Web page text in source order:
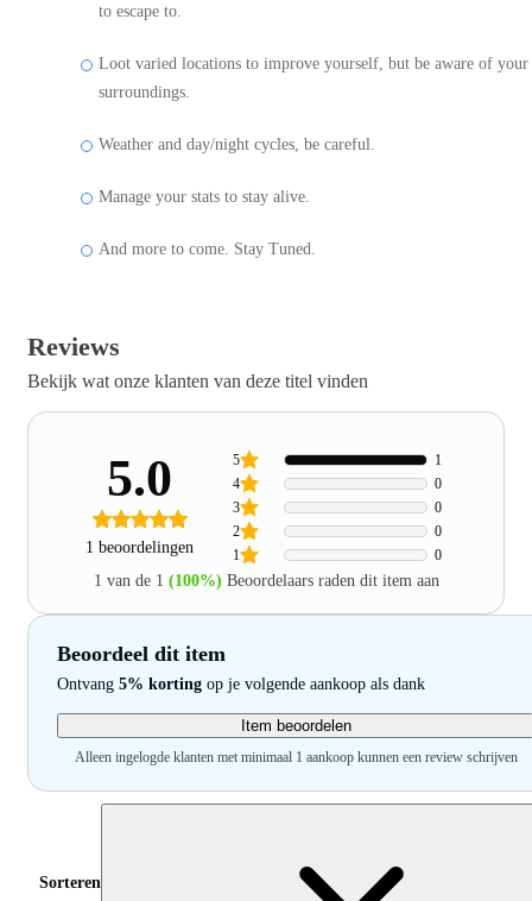
to escape to.
Loot varied locations to improve yourself, but be aware of your
surroundings.
Weather and day/night cycles, be careful.
Manage your stats to stay alive.
And more to come. Stay Tuned.
Reviews
Bekijk wat onze klanten van deze titel vinden
5.0
1 beoordelingen 1 0
2 0
3 0
4 0
5 1
1 van de 1 (100%) Beoordelaars raden dit item aan
Beoordeel dit item
Ontvang 5% korting op je volgende aankoop als dank
Item beoordelen
Alleen ingelogde klanten met minimaal 1 aankoop kunnen een review schrijven
Sorteren